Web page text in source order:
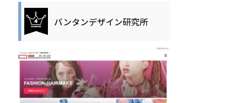
バンタンデザイン研究所